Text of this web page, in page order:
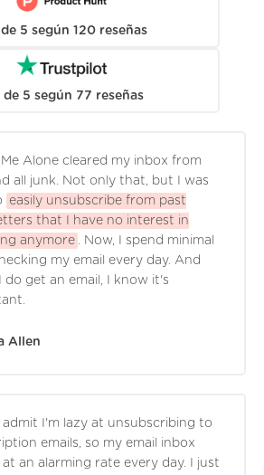
de 5 según 120 reseñas
de 5 según 77 reseñas
Me Alone cleared my inbox from
all junk. Not only that, but I was
easily unsubscribe from past
that I have no interest in
anymore
. Now, I spend minimal
my email every day. And
do get an email, I know it's
Allen
admit I'm lazy at unsubscribing to
emails, so my email inbox
an alarming rate every day. I just